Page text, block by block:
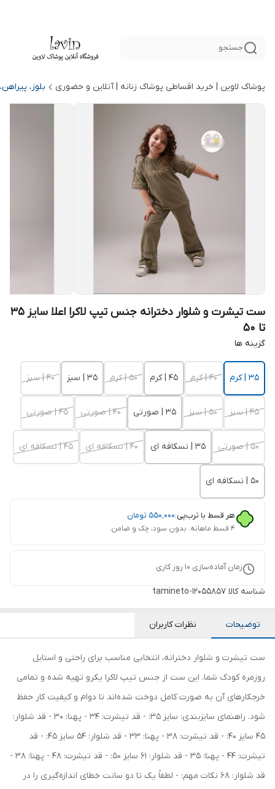
جستجو
پوشاک لاوین | خرید اقساطی پوشاک زنانه | آنلاین و حضوری بلوز،
ست تیشرت و شلوار دخترانه جنس تیپ لاکرا اعلا سایز 35
تا 50
گزینه ها
۳۵ | کرم ۴۰ | کرم ۴۵ | کرم ۵۰ | کرم ۳۵ | سبز ۴۰ | سبز
۴۵ | سبز ۵۰ | سبز ۳۵ | صورتی ۴۰ | صورتی ۴۵ | صورتی
۵۰ | صورتی ۳۵ | نسکافه ای ۴۰ | نسکافه ای ۴۵ | نسکافه ای
۵۰ | نسکافه ای
هر قسط با ترب‌پی:۵۵۰٬۰۰۰ تومان
۴ قسط ماهانه. بدون سود، چک و ضامن.
زمان آماده‌سازی 10 روز کاری
شناسه کالا tamineto-12055857
توضیحات نظرات کاربران
ست تیشرت و شلوار دخترانه، انتخابی مناسب برای راحتی و استایل
روزمره کودک شما. این ست از جنس تیپ لاکرا یکرو تهیه شده و تمامی
خرجکارهای آن به صورت کامل دوخت شده‌اند تا دوام و کیفیت کار حفظ
شود. راهنمای سایزبندی: سایز 35: - قد تیشرت: 34 - پهنا: 30 - قد شلوار:
45 سایز 40: - قد تیشرت: 38 - پهنا: 33 - قد شلوار: 54 سایز 45: - قد
تیشرت: 44 - پهنا: 35 - قد شلوار: 61 سایز 50: - قد تیشرت: 48 - پهنا: 38 -
قد شلوار: 68 نکات مهم: - لطفاً یک تا دو سانت خطای اندازه‌گیری را در